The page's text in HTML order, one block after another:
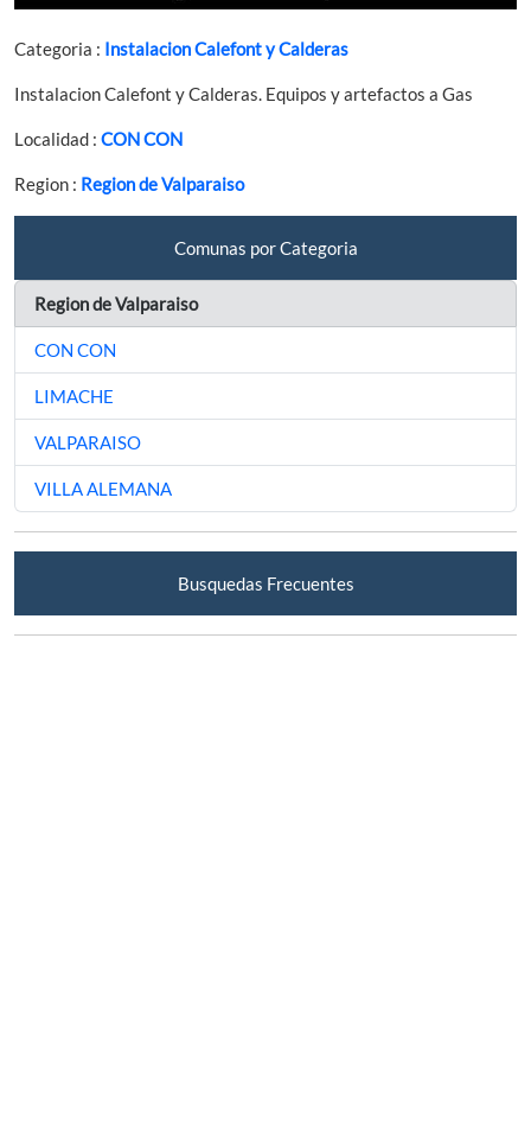
Categoria : Instalacion Calefont y Calderas
Instalacion Calefont y Calderas. Equipos y artefactos a Gas
Localidad : CON CON
Region : Region de Valparaiso
Comunas por Categoria
Region de Valparaiso
CON CON
LIMACHE
VALPARAISO
VILLA ALEMANA
Busquedas Frecuentes